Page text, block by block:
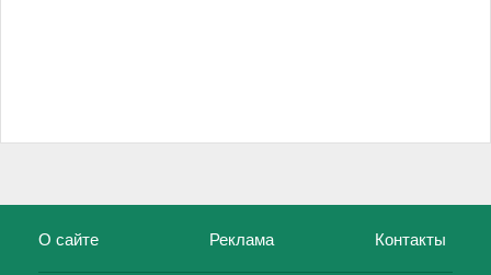
О сайте Реклама Контакты